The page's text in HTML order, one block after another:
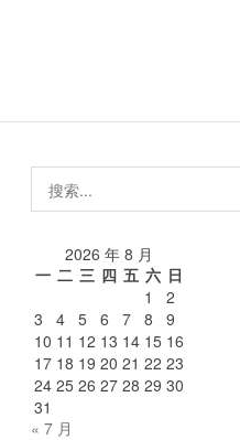
搜
索...
2026 年 8 月
一 二 三 四 五 六 日
1
2
3
4 5 6 7 8
9
10 11 12 13 14 15 16
17 18 19 20 21 22 23
24 25 26 27 28 29 30
31
« 7 月